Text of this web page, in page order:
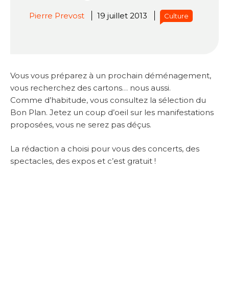
Pierre Prevost 19 juillet 2013 Culture
Vous vous préparez à un prochain déménagement,
vous recherchez des cartons… nous aussi.
Comme d’habitude, vous consultez la sélection du
Bon Plan. Jetez un coup d’oeil sur les manifestations
proposées, vous ne serez pas déçus.
La rédaction a choisi pour vous des concerts, des
spectacles, des expos et c’est gratuit !